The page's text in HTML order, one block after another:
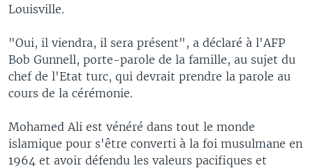
Louisville.
"Oui, il viendra, il sera présent", a déclaré à l'AFP
Bob Gunnell, porte-parole de la famille, au sujet du
chef de l'Etat turc, qui devrait prendre la parole au
cours de la cérémonie.
Mohamed Ali est vénéré dans tout le monde
islamique pour s'être converti à la foi musulmane en
1964 et avoir défendu les valeurs pacifiques et